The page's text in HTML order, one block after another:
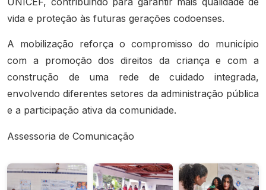
vida e proteção às futuras gerações codoenses.
A mobilização reforça o compromisso do município
com a promoção dos direitos da criança e com a
construção de uma rede de cuidado integrada,
envolvendo diferentes setores da administração pública
e a participação ativa da comunidade.
Assessoria de Comunicação